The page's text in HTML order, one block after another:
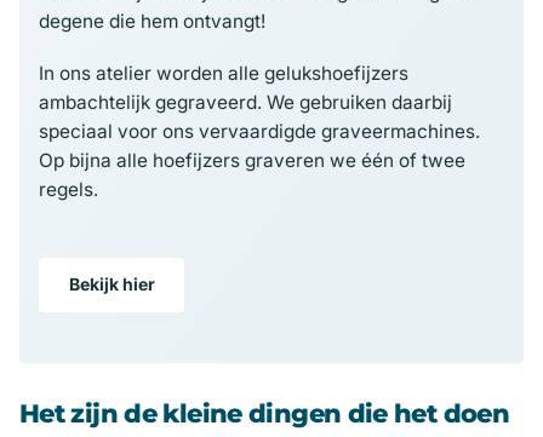
degene die hem ontvangt!
In ons atelier worden alle gelukshoefijzers
ambachtelijk gegraveerd. We gebruiken daarbij
speciaal voor ons vervaardigde graveermachines.
Op bijna alle hoefijzers graveren we één of twee
regels.
Bekijk hier
Het zijn de kleine dingen die het doen